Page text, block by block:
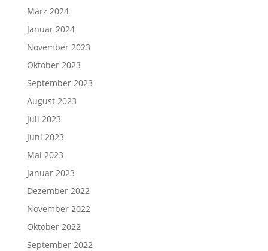
März 2024
Januar 2024
November 2023
Oktober 2023
September 2023
August 2023
Juli 2023
Juni 2023
Mai 2023
Januar 2023
Dezember 2022
November 2022
Oktober 2022
September 2022